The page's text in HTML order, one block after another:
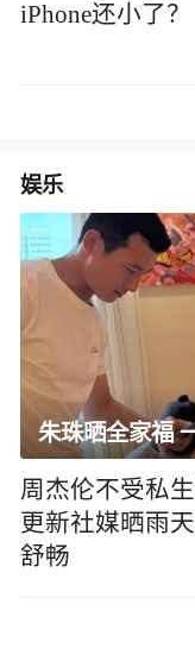
iPhone还小了？
娱乐
朱珠晒全家福
周杰伦不受私
更新社媒晒雨
舒畅